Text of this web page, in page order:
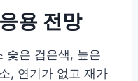
용 전망
숯은 검은색, 높은
, 연기가 없고 재가